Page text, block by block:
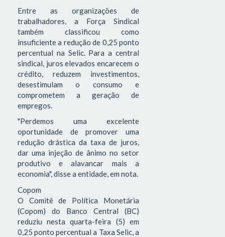
Entre as organizações de
trabalhadores, a Força Sindical
também classificou como
insuficiente a redução de 0,25 ponto
percentual na Selic. Para a central
sindical, juros elevados encarecem o
crédito, reduzem investimentos,
desestimulam o consumo e
comprometem a geração de
empregos.
"Perdemos uma excelente
oportunidade de promover uma
redução drástica da taxa de juros,
dar uma injeção de ânimo no setor
produtivo e alavancar mais a
economia", disse a entidade, em nota.
Copom
O Comitê de Política Monetária
(Copom) do Banco Central (BC)
reduziu nesta quarta-feira (5) em
0,25 ponto percentual a Taxa Selic, a